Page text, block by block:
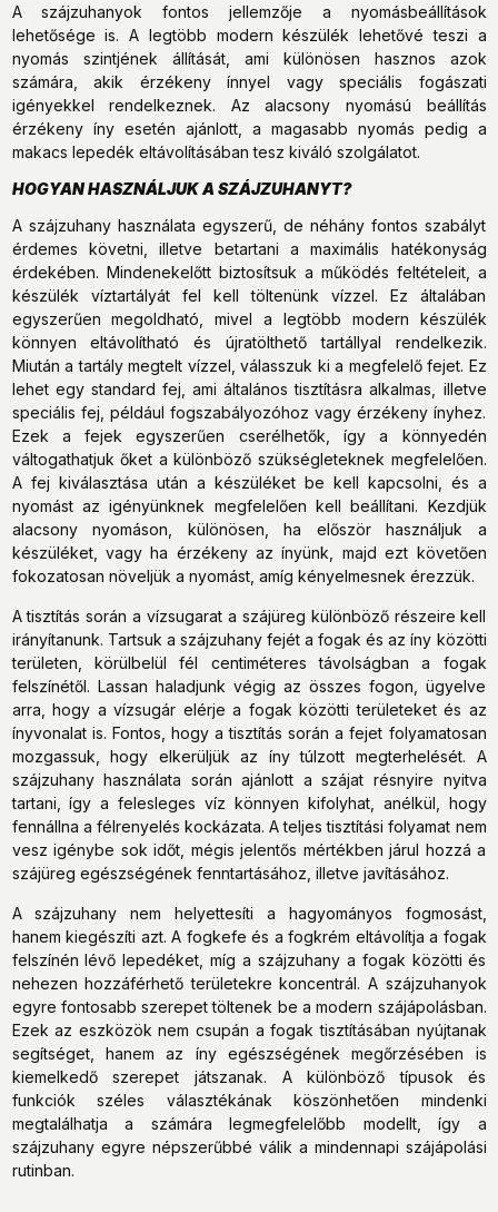
A szájzuhanyok fontos jellemzője a nyomásbeállítások
lehetősége is. A legtöbb modern készülék lehetővé teszi a
nyomás szintjének állítását, ami különösen hasznos azok
számára, akik érzékeny ínnyel vagy speciális fogászati
igényekkel rendelkeznek. Az alacsony nyomású beállítás
érzékeny íny esetén ajánlott, a magasabb nyomás pedig a
makacs lepedék eltávolításában tesz kiváló szolgálatot.
HOGYAN HASZNÁLJUK A SZÁJZUHANYT?
A szájzuhany használata egyszerű, de néhány fontos szabályt
érdemes követni, illetve betartani a maximális hatékonyság
érdekében. Mindenekelőtt biztosítsuk a működés feltételeit, a
készülék víztartályát fel kell töltenünk vízzel. Ez általában
egyszerűen megoldható, mivel a legtöbb modern készülék
könnyen eltávolítható és újratölthető tartállyal rendelkezik.
Miután a tartály megtelt vízzel, válasszuk ki a megfelelő fejet. Ez
lehet egy standard fej, ami általános tisztításra alkalmas, illetve
speciális fej, például fogszabályozóhoz vagy érzékeny ínyhez.
Ezek a fejek egyszerűen cserélhetők, így a könnyedén
váltogathatjuk őket a különböző szükségleteknek megfelelően.
A fej kiválasztása után a készüléket be kell kapcsolni, és a
nyomást az igényünknek megfelelően kell beállítani. Kezdjük
alacsony nyomáson, különösen, ha először használjuk a
készüléket, vagy ha érzékeny az ínyünk, majd ezt követően
fokozatosan növeljük a nyomást, amíg kényelmesnek érezzük.
A tisztítás során a vízsugarat a szájüreg különböző részeire kell
irányítanunk. Tartsuk a szájzuhany fejét a fogak és az íny közötti
területen, körülbelül fél centiméteres távolságban a fogak
felszínétől. Lassan haladjunk végig az összes fogon, ügyelve
arra, hogy a vízsugár elérje a fogak közötti területeket és az
ínyvonalat is. Fontos, hogy a tisztítás során a fejet folyamatosan
mozgassuk, hogy elkerüljük az íny túlzott megterhelését. A
szájzuhany használata során ajánlott a szájat résnyire nyitva
tartani, így a felesleges víz könnyen kifolyhat, anélkül, hogy
fennállna a félrenyelés kockázata. A teljes tisztítási folyamat nem
vesz igénybe sok időt, mégis jelentős mértékben járul hozzá a
szájüreg egészségének fenntartásához, illetve javításához.
A szájzuhany nem helyettesíti a hagyományos fogmosást,
hanem kiegészíti azt. A fogkefe és a fogkrém eltávolítja a fogak
felszínén lévő lepedéket, míg a szájzuhany a fogak közötti és
nehezen hozzáférhető területekre koncentrál. A szájzuhanyok
egyre fontosabb szerepet töltenek be a modern szájápolásban.
Ezek az eszközök nem csupán a fogak tisztításában nyújtanak
segítséget, hanem az íny egészségének megőrzésében is
kiemelkedő szerepet játszanak. A különböző típusok és
funkciók széles választékának köszönhetően mindenki
megtalálhatja a számára legmegfelelőbb modellt, így a
szájzuhany egyre népszerűbbé válik a mindennapi szájápolási
rutinban.